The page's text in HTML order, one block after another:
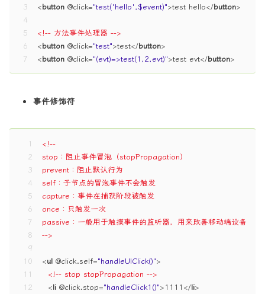
3
4
5
6
7
<button @click="test('hello',$event)">test hello</button>
<!-- 方法事件处理器 -->
<button @click="test">test</button>
<button @click="(evt)=>test(1,2,evt)">test evt</button>
事件修饰符
1
2
3
4
5
6
7
8
9
10
11
12
<!--
stop：阻止事件冒泡（stopPropagation）
prevent：阻止默认行为
self：子节点的冒泡事件不会触发
capture：事件在捕获阶段被触发
once：只触发一次
passive：一般用于触摸事件的监听器，用来改善移动端设备的滚
-->
<ul @click.self="handleUlClick()">
<!-- stop stopPropagation -->
<li @click.stop="handleClick1()">1111 </li>